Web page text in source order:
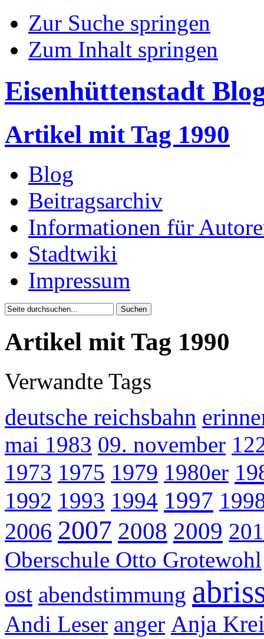
Zur Suche springen
Zum Inhalt springen
Eisenhüttenstadt
Artikel mit Tag 1990
Blog
Beitragsarchiv
Informationen für
Stadtwiki
Impressum
Artikel mit Tag 1990
Verwandte Tags
deutsche reichsbahn
mai 1983 09. november
1973 1975 1979 1980er
1992 1993 1994 1997
2006 2007 2008 2009
Oberschule Otto Grotewohl
ost abendstimmung
Andi Leser anger Anja